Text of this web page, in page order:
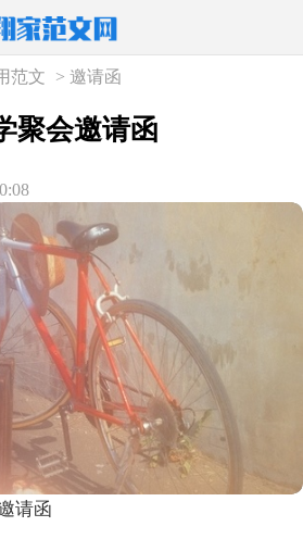
范文 >邀请函
聚会邀请函
请函